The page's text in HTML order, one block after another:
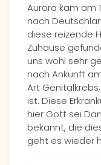
Aurora kam am
nach
diese reizende
Zuhause
uns wohl sehr
nach Ankunft
Art
ist. Diese
hier Gott sei
bekannt, die
geht es wieder